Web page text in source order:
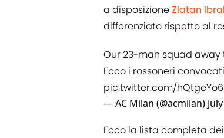
a disposizioneZlatan
differenziato rispetto al
Our 23-man squad away
Ecco i rossoneri
pic.twitter.com/
— AC Milan (@acmilan)
Ecco la lista completa